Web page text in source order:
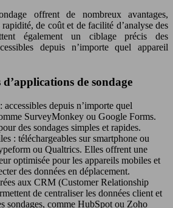
offrent de nombreux avantages,
de coût et de facilité d’analyse des
également un ciblage précis des
depuis n’importe quel appareil
de sondage
depuis n’importe quel
SurveyMonkey ou Google Forms.
des sondages simples et rapides.
: téléchargeables sur smartphone ou
ou Qualtrics. Elles offrent une
optimisée pour les appareils mobiles et
des données en déplacement.
aux CRM (Customer Relationship
de centraliser les données client et
sondages, comme HubSpot ou Zoho